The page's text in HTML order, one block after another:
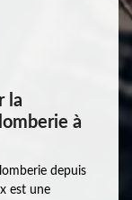
la
à
depuis
est une